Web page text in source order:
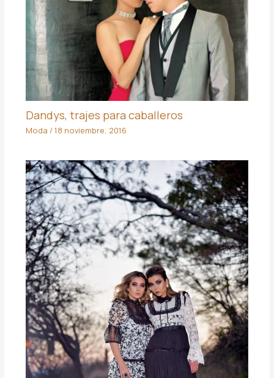
Dandys, trajes para caballeros
Moda / 18 noviembre, 2016